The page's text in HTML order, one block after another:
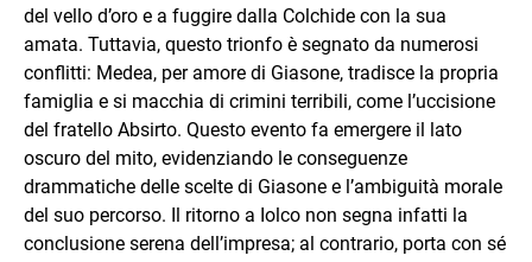
del vello d’oro e a fuggire dalla Colchide con la sua
amata. Tuttavia, questo trionfo è segnato da numerosi
conflitti: Medea, per amore di Giasone, tradisce la propria
famiglia e si macchia di crimini terribili, come l’uccisione
del fratello Absirto. Questo evento fa emergere il lato
oscuro del mito, evidenziando le conseguenze
drammatiche delle scelte di Giasone e l’ambiguità morale
del suo percorso. Il ritorno a Iolco non segna infatti la
conclusione serena dell’impresa; al contrario, porta con sé